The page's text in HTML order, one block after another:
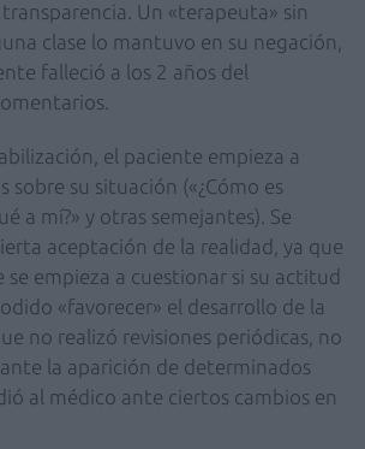
Un «terapeuta» sin
clase lo mantuvo en su negación,
falleció a los 2 años del
el paciente empieza a
sobre su situación («¿Cómo es
a mí?» y otras semejantes). Se
aceptación de la realidad, ya que
se empieza a cuestionar si su actitud
«favorecer» el desarrollo de la
no realizó revisiones periódicas, no
la aparición de determinados
al médico ante ciertos cambios en